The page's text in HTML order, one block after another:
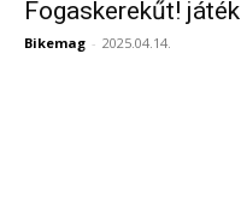
Fogaskerekűt! játék
Bikemag - 2025.04.14.